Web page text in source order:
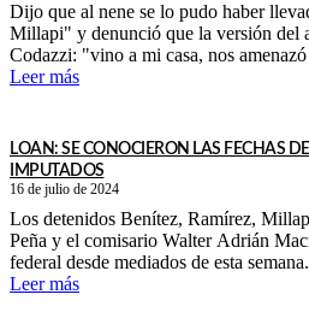
Dijo que al nene se lo pudo haber
Millapi" y denunció que la versión del
Codazzi: "vino a mi casa, nos
Leer más
LOAN: SE CONOCIERON LAS FECHAS
IMPUTADOS
16 de julio de 2024
Los detenidos Benítez, Ramírez,
Peña y el comisario Walter Adrián
federal desde mediados de esta semana.
Leer más